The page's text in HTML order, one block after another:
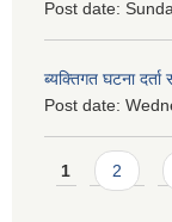
Post date:
ब्यक्तिगत घटना दर्ता
Post date:
Pages
1 2